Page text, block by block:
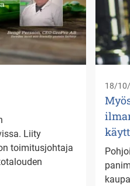
Liity
toimitusjohtaja
18/